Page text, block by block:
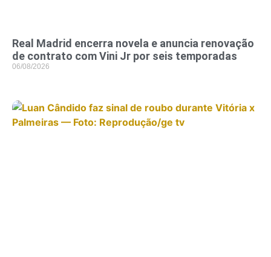
Real Madrid encerra novela e anuncia renovação
de contrato com Vini Jr por seis temporadas
06/08/2026